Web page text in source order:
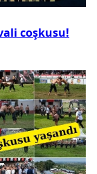
coşkusu!